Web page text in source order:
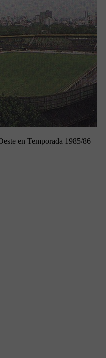
en Temporada 1985/86